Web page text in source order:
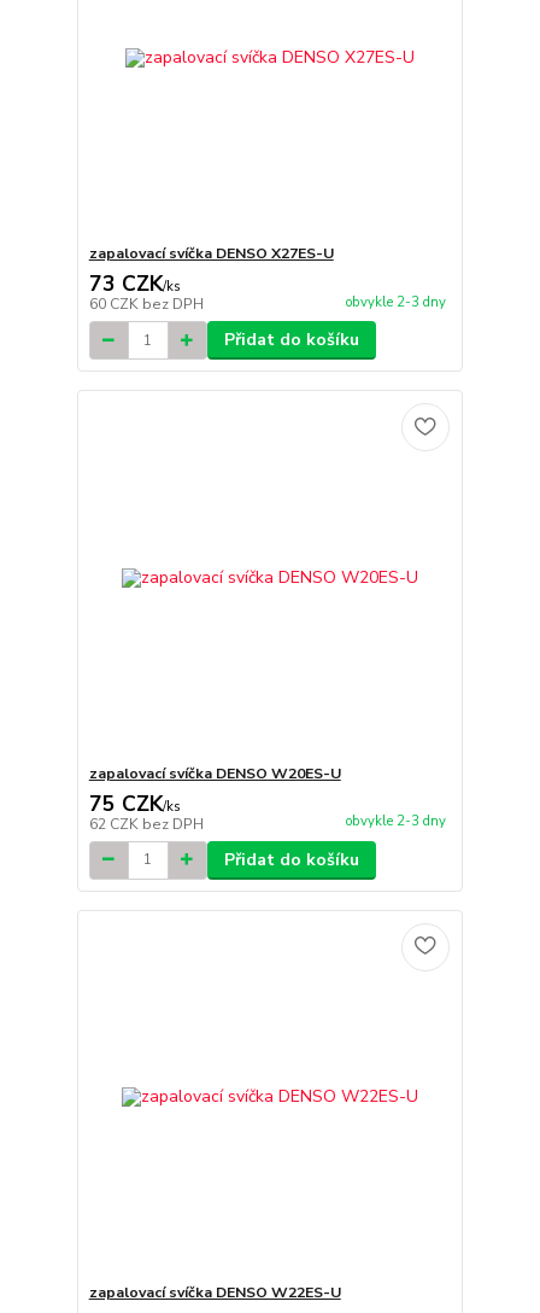
zapalovací svíčka DENSO X27ES-U
73 CZK/ks
60 CZK bez DPH obvykle 2-3 dny
Přidat do košíku
zapalovací svíčka DENSO W20ES-U
75 CZK/ks
62 CZK bez DPH obvykle 2-3 dny
Přidat do košíku
zapalovací svíčka DENSO W22ES-U